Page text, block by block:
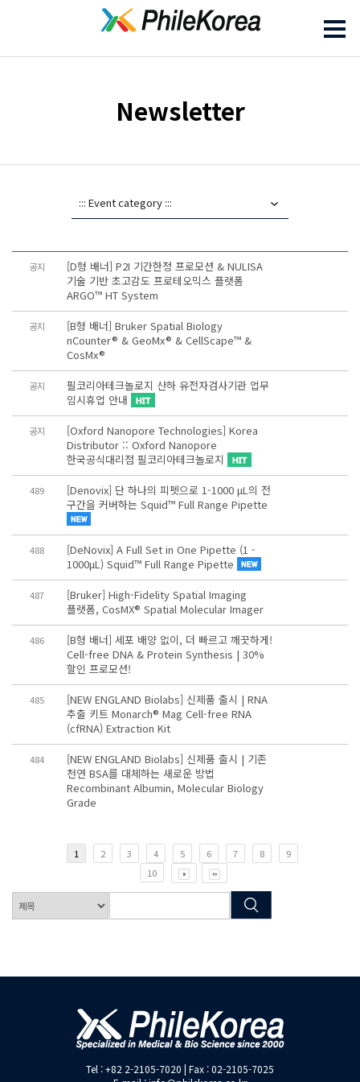
Newsletter
공지
[D형 배너] P2I 기간한정 프로모션 & NULISA
기술 기반 초고감도 프로테오믹스 플랫폼
ARGO™ HT System
공지
[B형 배너] Bruker Spatial Biology
nCounter® & GeoMx® & CellScape™ &
CosMx®
공지
필코리아테크놀로지 산하 유전자검사기관 업무
임시휴업 안내
공지
[Oxford Nanopore Technologies] Korea
Distributor :: Oxford Nanopore
한국공식대리점 필코리아테크놀로지
489
[Denovix] 단 하나의 피펫으로 1-1000 μL의 전
구간을 커버하는 Squid™ Full Range Pipette
488
[DeNovix] A Full Set in One Pipette (1 -
1000μL) Squid™ Full Range Pipette
487
[Bruker] High-Fidelity Spatial Imaging
플랫폼, CosMX® Spatial Molecular Imager
486
[B형 배너] 세포 배양 없이, 더 빠르고 깨끗하게!
Cell-free DNA & Protein Synthesis | 30%
할인 프로모션!
485
[NEW ENGLAND Biolabs] 신제품 출시 | RNA
추출 키트 Monarch® Mag Cell-free RNA
(cfRNA) Extraction Kit
484
[NEW ENGLAND Biolabs] 신제품 출시 | 기존
천연 BSA를 대체하는 새로운 방법
Recombinant Albumin, Molecular Biology
Grade
1 2 3 4 5 6 7 8
9
10
Tel : +82 2-2105-7020 | Fax : 02-2105-7025